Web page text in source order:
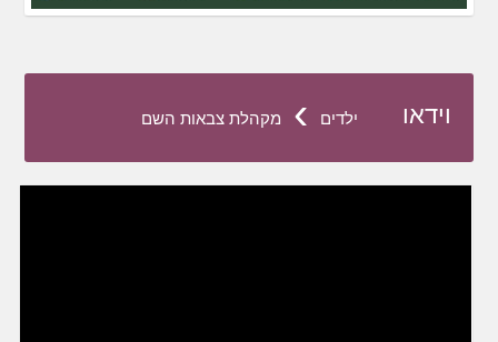
וידאו ילדים › מקהלת צבאות השם